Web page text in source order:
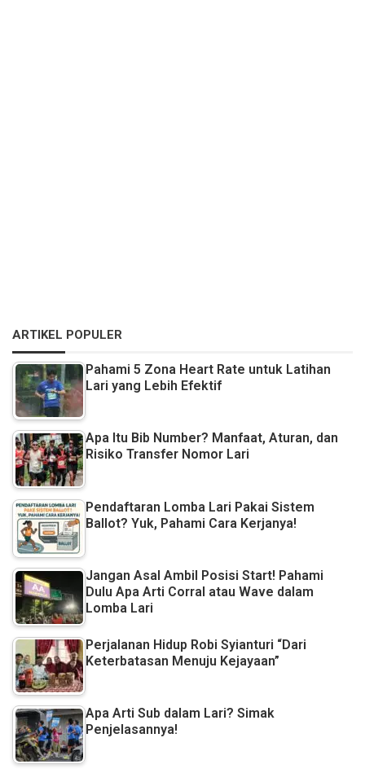
ARTIKEL POPULER
Pahami 5 Zona Heart Rate untuk Latihan
Lari yang Lebih Efektif
Apa Itu Bib Number? Manfaat, Aturan, dan
Risiko Transfer Nomor Lari
Pendaftaran Lomba Lari Pakai Sistem
Ballot? Yuk, Pahami Cara Kerjanya!
Jangan Asal Ambil Posisi Start! Pahami
Dulu Apa Arti Corral atau Wave dalam
Lomba Lari
Perjalanan Hidup Robi Syianturi “Dari
Keterbatasan Menuju Kejayaan”
Apa Arti Sub dalam Lari? Simak
Penjelasannya!